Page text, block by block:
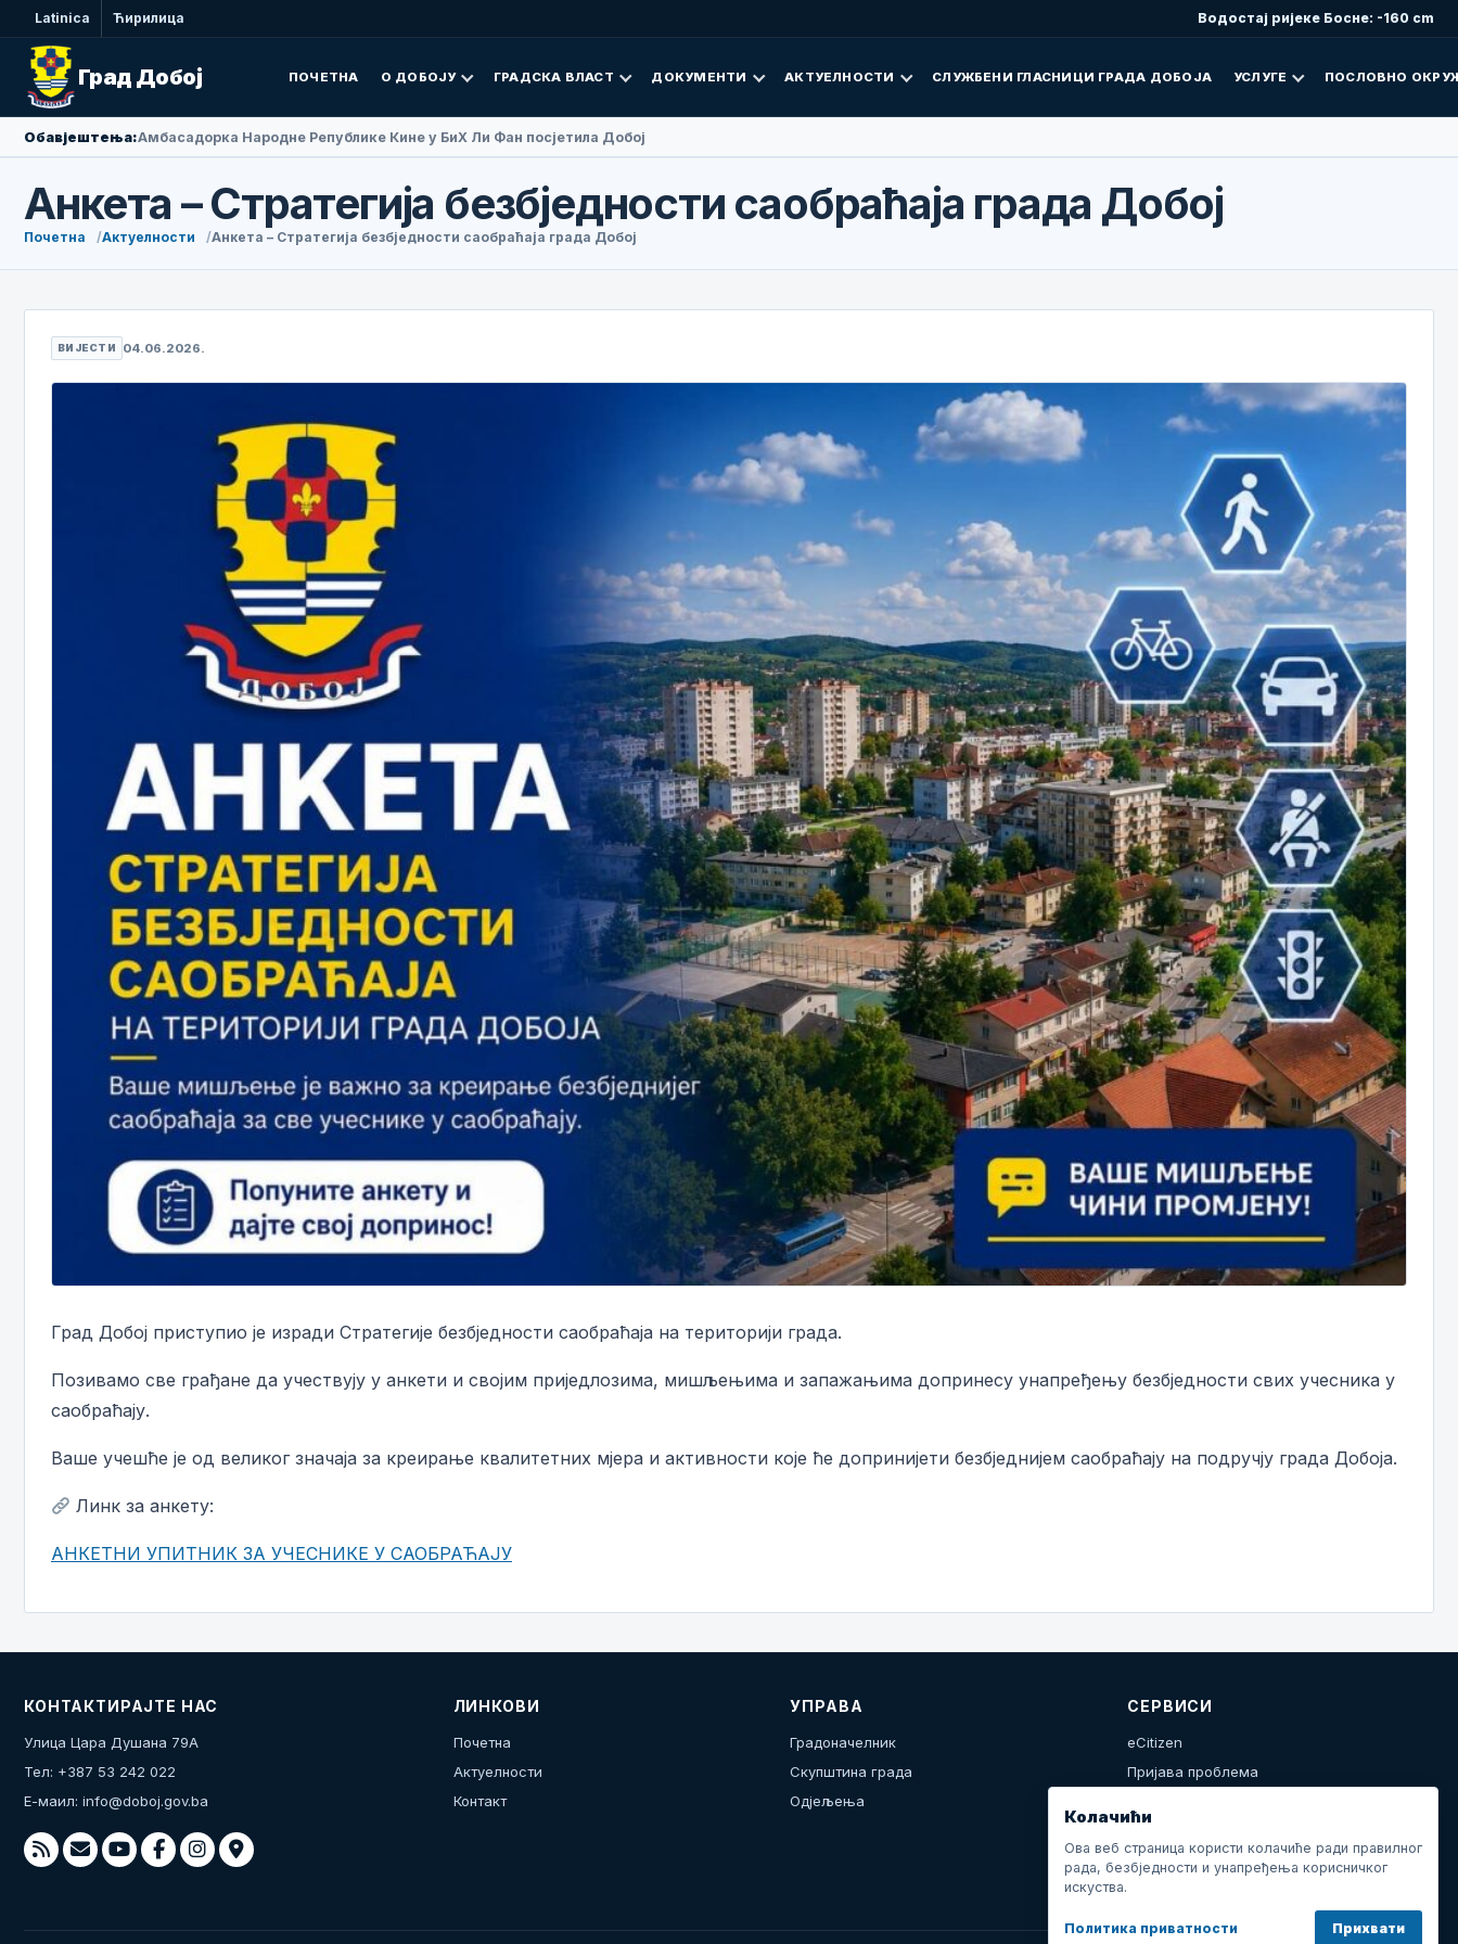
Latinica Ћирилица Водостај ријеке Босне: -160 cm
Град Добој ПОЧЕТНА О ДОБОЈУ ГРАДСКА ВЛАСТ ДОКУМЕНТИ АКТУЕЛНОСТИ СЛУЖБЕНИ ГЛАСНИЦИ ГРАДА ДОБОЈА УСЛУГЕ ПОСЛОВНО
Обавјештења:Амбасадорка Народне Републике Кине у БиХ Ли Фан посјетила Добој
Анкета – Стратегија безбједности саобраћаја града Добој
Почетна Актуелности Анкета – Стратегија безбједности саобраћаја града Добој
ВИЈЕСТИ 04.06.2026.
Град Добој приступио је изради Стратегије безбједности саобраћаја на територији града.
Позивамо све грађане да учествују у анкети и својим приједлозима, мишљењима и запажањима допринесу унапређењу безбједности свих учесника у
саобраћају.
Ваше учешће је од великог значаја за креирање квалитетних мјера и активности које ће допринијети безбједнијем саобраћају на подручју града Добоја.
Линк за анкету:
АНКЕТНИ УПИТНИК ЗА УЧЕСНИКЕ У САОБРАЋАЈУ
КОНТАКТИРАЈТЕ НАС
Улица Цара Душана 79А
Тел: +387 53 242 022
Е-маил: info@doboj.gov.ba
ЛИНКОВИ
Почетна
Актуелности
Контакт
УПРАВА
Градоначелник
Скупштина града
Одјељења
СЕРВИСИ
eCitizen
Пријава проблема
Колачићи
Ова веб страница користи колачиће ради правилног
рада, безбједности и унапређења корисничког
искуства.
Политика приватности Прихвати